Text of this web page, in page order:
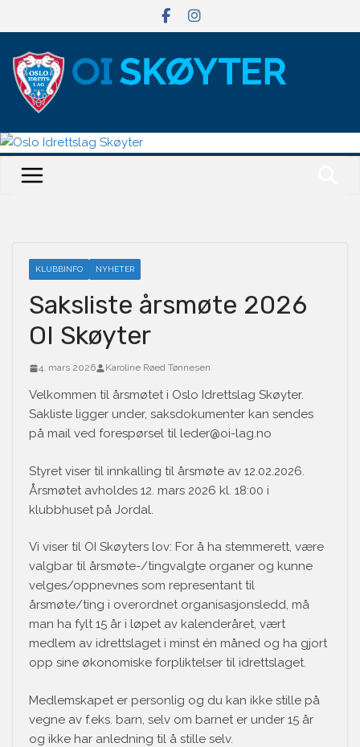
KLUBBINFO NYHETER
Saksliste årsmøte 2026
OI Skøyter
4. mars 2026 Karoline Røed Tønnesen
Velkommen til årsmøtet i Oslo Idrettslag Skøyter.
Sakliste ligger under, saksdokumenter kan sendes
på mail ved forespørsel til leder@oi-lag.no
Styret viser til innkalling til årsmøte av 12.02.2026.
Årsmøtet avholdes 12. mars 2026 kl. 18:00 i
klubbhuset på Jordal.
Vi viser til OI Skøyters lov: For å ha stemmerett, være
valgbar til årsmøte-/tingvalgte organer og kunne
velges/oppnevnes som representant til
årsmøte/ting i overordnet organisasjonsledd, må
man ha fylt 15 år i løpet av kalenderåret, vært
medlem av idrettslaget i minst én måned og ha gjort
opp sine økonomiske forpliktelser til idrettslaget.
Medlemskapet er personlig og du kan ikke stille på
vegne av f.eks. barn, selv om barnet er under 15 år
og ikke har anledning til å stille selv.